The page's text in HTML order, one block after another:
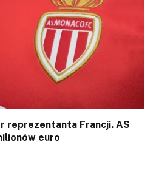
reprezentanta Francji. AS
euro